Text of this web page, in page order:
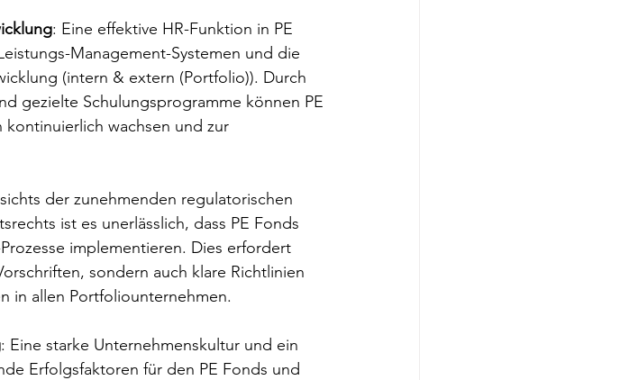
: Eine effektive HR-Funktion in PE
Management-Systemen und die
(intern & extern (Portfolio)). Durch
gezielte Schulungsprogramme können PE
wachsen und zur
der zunehmenden regulatorischen
ist es unerlässlich, dass PE Fonds
implementieren. Dies erfordert
sondern auch klare Richtlinien
in allen Portfoliounternehmen.
: Eine starke Unternehmenskultur und ein
Erfolgsfaktoren für den PE Fonds und